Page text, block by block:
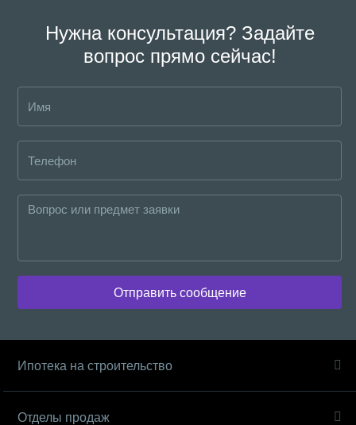
Нужна консультация? Задайте
вопрос прямо сейчас!
Отправить сообщение
Ипотека на строительство
Отделы продаж